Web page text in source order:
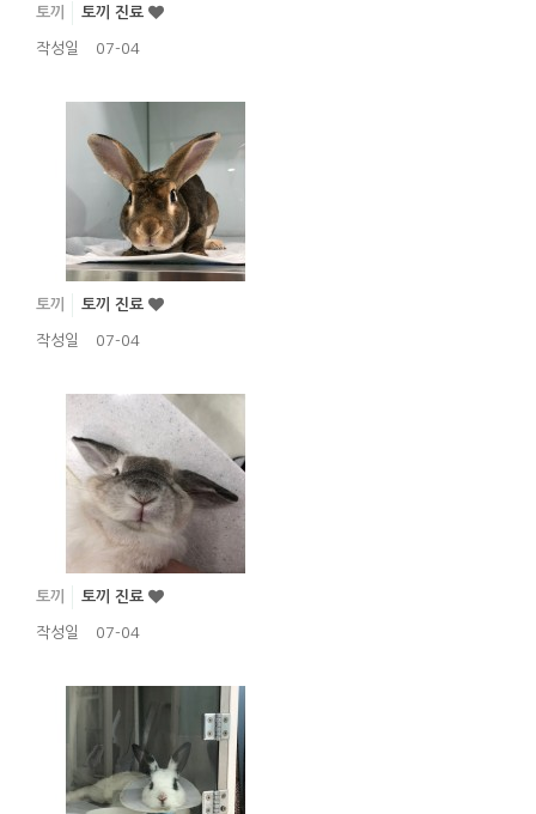
토끼 토끼 진료
작성일 07-04
토끼 토끼 진료
작성일 07-04
토끼 토끼 진료
작성일 07-04